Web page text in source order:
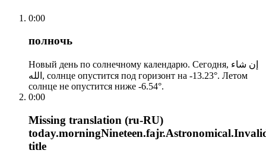
0:00
полночь
Новый день по солнечному календарю. Сегодня, إن شاء
الله, солнце опустится под горизонт на -13.23°. Летом
солнце не опустится ниже -6.54°.
0:00
Missing translation (ru-RU)
title